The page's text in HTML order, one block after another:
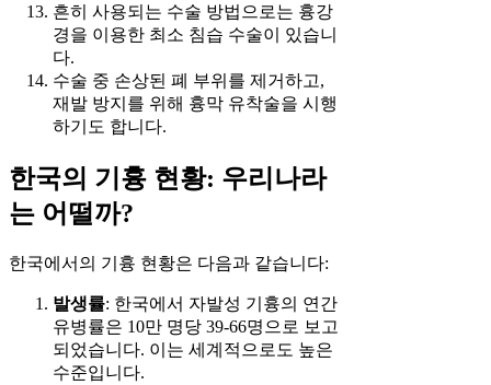
흔히 사용되는 수술 방법으로는 흉강
경을 이용한 최소 침습 수술이 있습니
다.
수술 중 손상된 폐 부위를 제거하고,
재발 방지를 위해 흉막 유착술을 시행
하기도 합니다.
한국의 기흉 현황: 우리나라
는 어떨까?
한국에서의 기흉 현황은 다음과 같습니다:
발생률: 한국에서 자발성 기흉의 연간
유병률은 10만 명당 39-66명으로 보고
되었습니다. 이는 세계적으로도 높은
수준입니다.